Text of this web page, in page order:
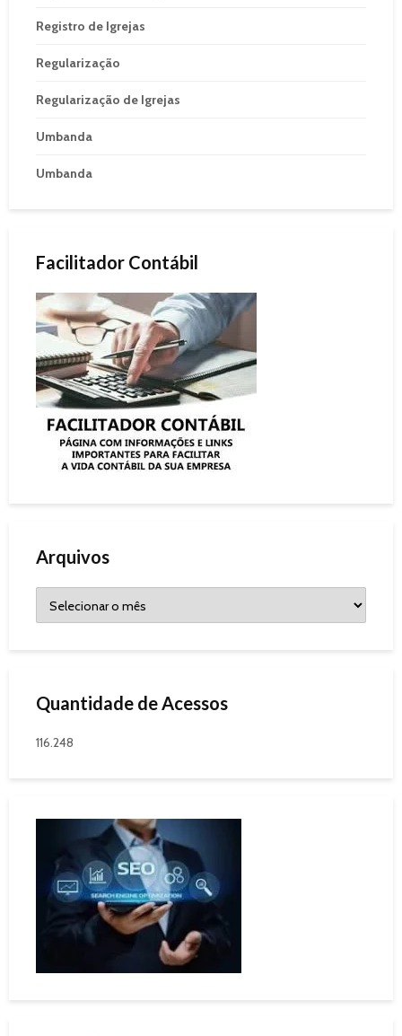
Registro de Igrejas
Regularização
Regularização de Igrejas
Umbanda
Umbanda
Facilitador Contábil
Arquivos
Quantidade de Acessos
116.248